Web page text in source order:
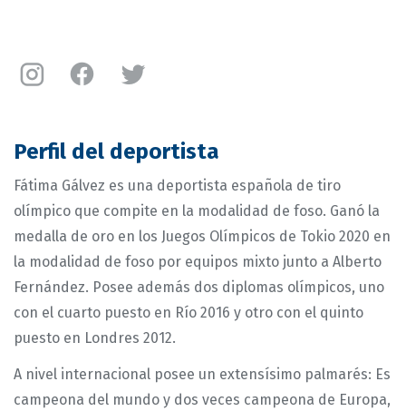
Instagram
Marín
Facebook
MarínMarín
Perfil del deportista
Fátima Gálvez es una deportista española de tiro
olímpico que compite en la modalidad de foso. Ganó la
medalla de oro en los Juegos Olímpicos de Tokio 2020 en
la modalidad de foso por equipos mixto junto a Alberto
Fernández. Posee además dos diplomas olímpicos, uno
con el cuarto puesto en Río 2016 y otro con el quinto
puesto en Londres 2012.
A nivel internacional posee un extensísimo palmarés: Es
campeona del mundo y dos veces campeona de Europa,